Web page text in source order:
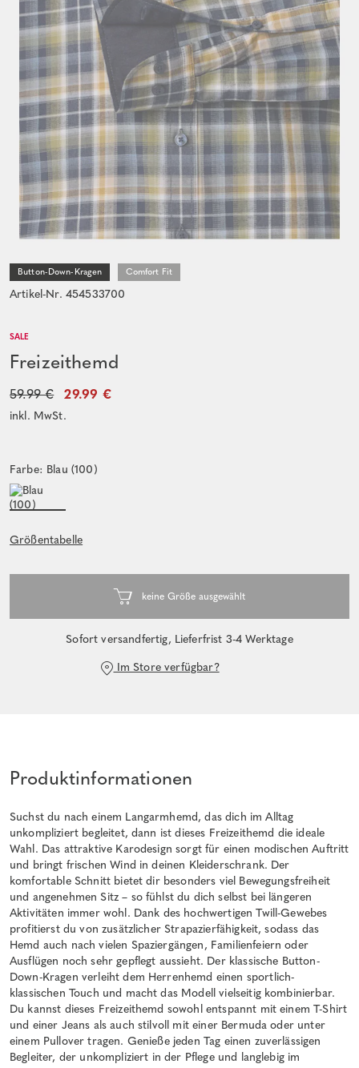
Button-Down-Kragen Comfort Fit
Artikel-Nr. 454533700
SALE
Freizeithemd
59.99 € 29.99 €
inkl. MwSt.
Farbe: Blau (100)
Größentabelle
Sofort versandfertig, Lieferfrist 3-4 Werktage
Im Store verfügbar?
Produktinformationen
Suchst du nach einem Langarmhemd, das dich im Alltag
unkompliziert begleitet, dann ist dieses Freizeithemd die ideale
Wahl. Das attraktive Karodesign sorgt für einen modischen Auftritt
und bringt frischen Wind in deinen Kleiderschrank. Der
komfortable Schnitt bietet dir besonders viel Bewegungsfreiheit
und angenehmen Sitz – so fühlst du dich selbst bei längeren
Aktivitäten immer wohl. Dank des hochwertigen Twill-Gewebes
profitierst du von zusätzlicher Strapazierfähigkeit, sodass das
Hemd auch nach vielen Spaziergängen, Familienfeiern oder
Ausflügen noch sehr gepflegt aussieht. Der klassische Button-
Down-Kragen verleiht dem Herrenhemd einen sportlich-
klassischen Touch und macht das Modell vielseitig kombinierbar.
Du kannst dieses Freizeithemd sowohl entspannt mit einem T-Shirt
und einer Jeans als auch stilvoll mit einer Bermuda oder unter
einem Pullover tragen. Genieße jeden Tag einen zuverlässigen
Begleiter, der unkompliziert in der Pflege und langlebig im